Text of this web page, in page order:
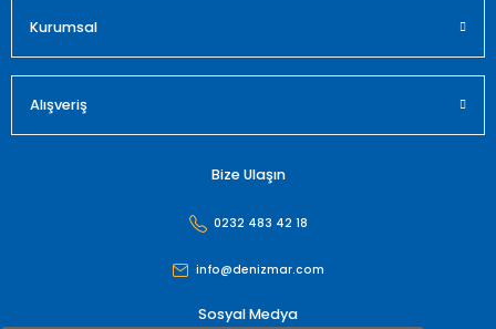
Kurumsal
Alışveriş
Bize Ulaşın
0232 483 42 18
info@denizmar.com
Sosyal Medya